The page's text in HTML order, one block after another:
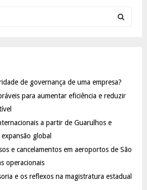
R
de governança de uma empresa?
para aumentar eficiência e reduzir
a partir de Guarulhos e
global
e cancelamentos em aeroportos de São
operacionais
e os reflexos na magistratura estadual